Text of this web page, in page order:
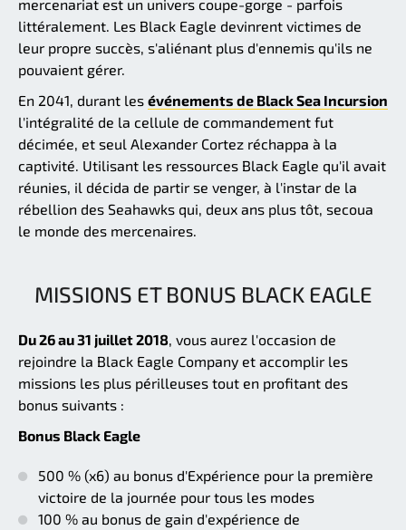
mercenariat est un univers coupe-gorge - parfois
littéralement. Les Black Eagle devinrent victimes de
leur propre succès, s'aliénant plus d'ennemis qu'ils ne
pouvaient gérer.
En 2041, durant les événements de Black Sea Incursion
l'intégralité de la cellule de commandement fut
décimée, et seul Alexander Cortez réchappa à la
captivité. Utilisant les ressources Black Eagle qu'il avait
réunies, il décida de partir se venger, à l'instar de la
rébellion des Seahawks qui, deux ans plus tôt, secoua
le monde des mercenaires.
MISSIONS ET BONUS BLACK EAGLE
Du 26 au 31 juillet 2018, vous aurez l'occasion de
rejoindre la Black Eagle Company et accomplir les
missions les plus périlleuses tout en profitant des
bonus suivants :
Bonus Black Eagle
500 % (x6) au bonus d'Expérience pour la première
victoire de la journée pour tous les modes
100 % au bonus de gain d'expérience de